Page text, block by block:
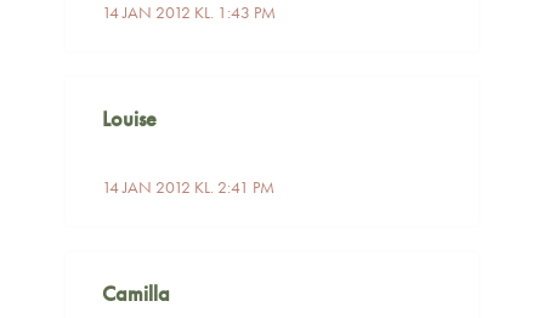
14 JAN 2012 KL. 1:43 PM
Louise
14 JAN 2012 KL. 2:41 PM
Camilla